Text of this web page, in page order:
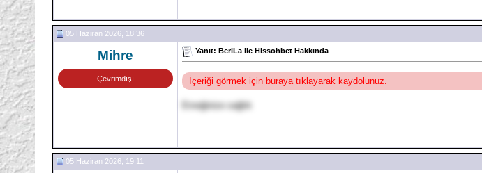
05 Haziran 2026, 18:36
Mihre
Çevrimdışı
Yanıt: BeriLa ile Hissohbet Hakkında
İçeriği görmek için buraya tıklayarak kaydolunuz.
Emeğinize sağlık
05 Haziran 2026, 19:11